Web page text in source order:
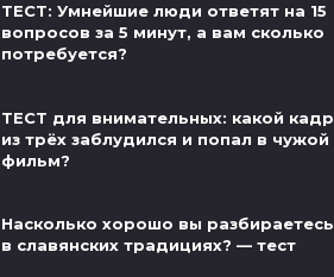
ТЕСТ: Умнейшие люди ответят на 15
вопросов за 5 минут, а вам сколько
потребуется?
ТЕСТ для внимательных: какой кадр
из трёх заблудился и попал в чужой
фильм?
Насколько хорошо вы разбираетесь
в славянских традициях? — тест